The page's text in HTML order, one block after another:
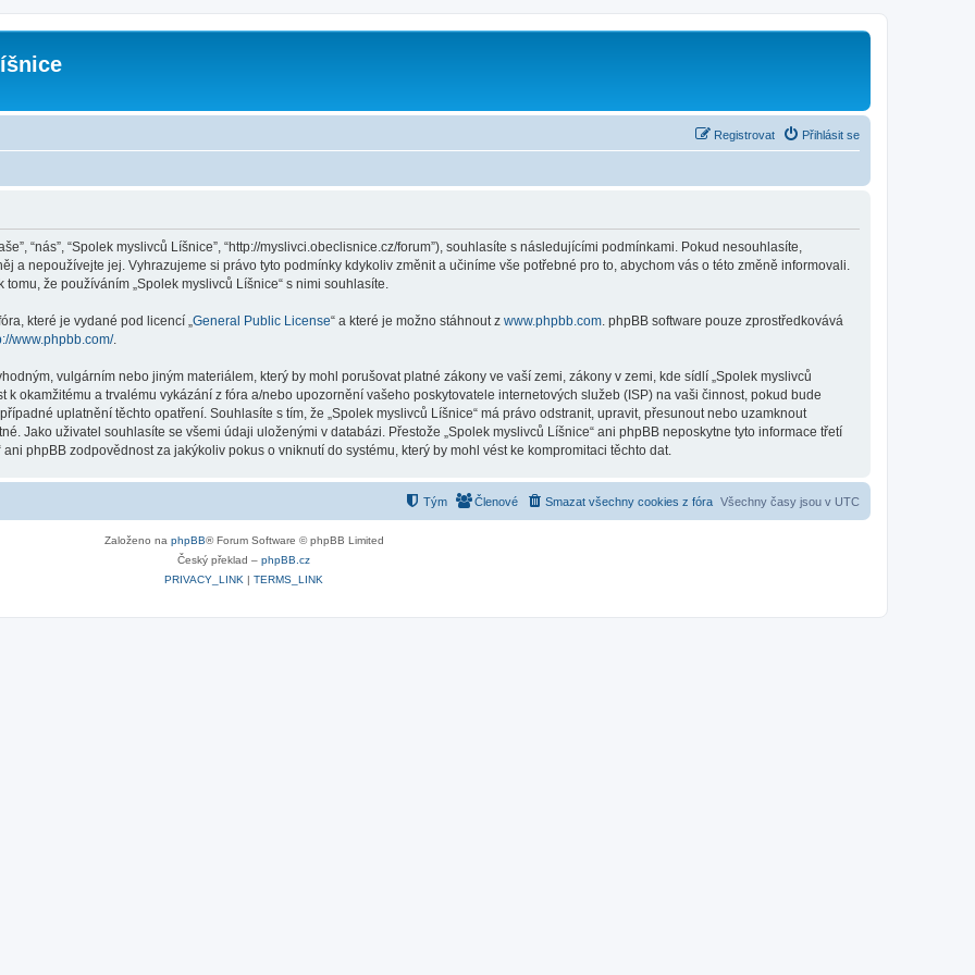
Přihlásit se
Registrovat
“nás”, “Spolek myslivců Líšnice”, “http://myslivci.obeclisnice.cz/forum”), souhlasíte s následujícími podmínkami. Pokud nesouhlasíte,
a nepoužívejte jej. Vyhrazujeme si právo tyto podmínky kdykoliv změnit a učiníme vše potřebné pro to, abychom vás o této změně informovali.
že používáním „Spolek myslivců Líšnice“ s nimi souhlasíte.
které je vydané pod licencí „General Public License“ a které je možno stáhnout z www.phpbb.com. phpBB software pouze zprostředkovává
www.phpbb.com/.
vulgárním nebo jiným materiálem, který by mohl porušovat platné zákony ve vaší zemi, zákony v zemi, kde sídlí „Spolek myslivců
k okamžitému a trvalému vykázání z fóra a/nebo upozornění vašeho poskytovatele internetových služeb (ISP) na vaši činnost, pokud bude
uplatnění těchto opatření. Souhlasíte s tím, že „Spolek myslivců Líšnice“ má právo odstranit, upravit, přesunout nebo uzamknout
Jako uživatel souhlasíte se všemi údaji uloženými v databázi. Přestože „Spolek myslivců Líšnice“ ani phpBB neposkytne tyto informace třetí
phpBB zodpovědnost za jakýkoliv pokus o vniknutí do systému, který by mohl vést ke kompromitaci těchto dat.
Všechny časy jsou v UTC
Smazat všechny cookies z fóra
Členové
Tým
Založeno na phpBB® Forum Software © phpBB Limited
Český překlad – phpBB.cz
PRIVACY_LINK | TERMS_LINK